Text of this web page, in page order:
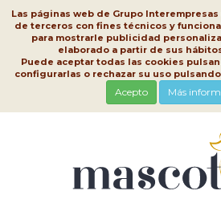
Las páginas web de Grupo
de terceros con fines técnicos y
para mostrarle publicidad
elaborado a partir de sus
Puede aceptar todas las cookies
configurarlas o rechazar su uso pulsando
Acepto Más